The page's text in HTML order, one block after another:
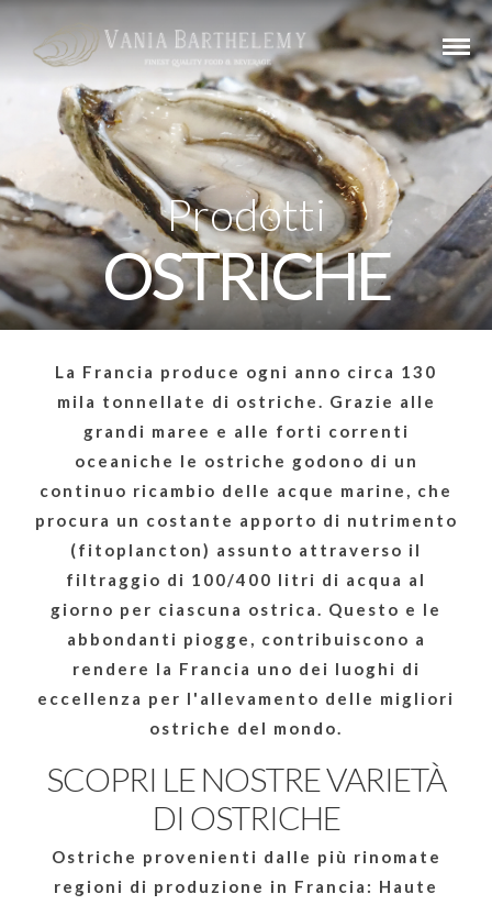
Prodotti
OSTRICHE
La Francia produce ogni anno circa 130
mila tonnellate di ostriche. Grazie alle
grandi maree e alle forti correnti
oceaniche le ostriche godono di un
continuo ricambio delle acque marine, che
procura un costante apporto di nutrimento
(fitoplancton) assunto attraverso il
filtraggio di 100/400 litri di acqua al
giorno per ciascuna ostrica. Questo e le
abbondanti piogge, contribuiscono a
rendere la Francia uno dei luoghi di
eccellenza per l'allevamento delle migliori
ostriche del mondo.
SCOPRI LE NOSTRE VARIETÀ
DI OSTRICHE
Ostriche provenienti dalle più rinomate
regioni di produzione in Francia: Haute